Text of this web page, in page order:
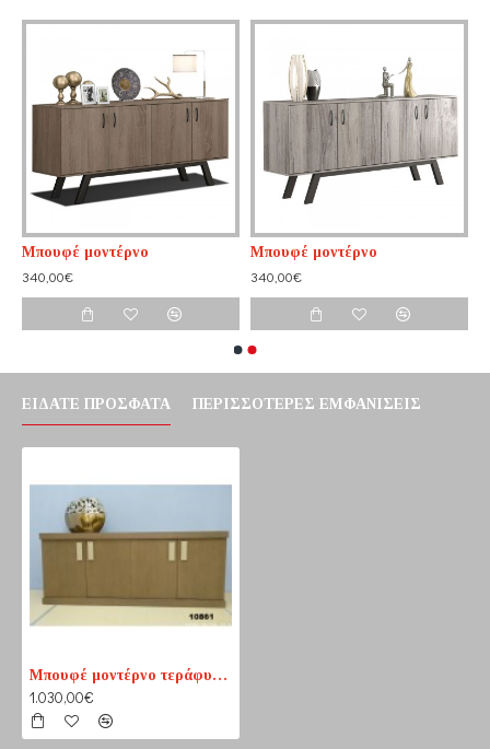
Μπουφέ μοντέρνο
340,00€
Μπουφέ μοντέρνο
340,00€
ΕΊΔΑΤΕ ΠΡΌΣΦΑΤΑ ΠΕΡΙΣΣΌΤΕΡΕΣ ΕΜΦΑΝΊΣΕΙΣ
Μπουφέ μοντέρνο τεράφυλλο δρυς
1.030,00€